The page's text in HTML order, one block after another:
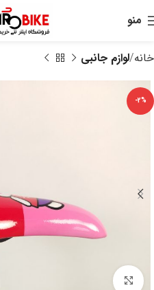
منو
خانه لوازم جانبی
-2%
بزرگنمایی تصویر